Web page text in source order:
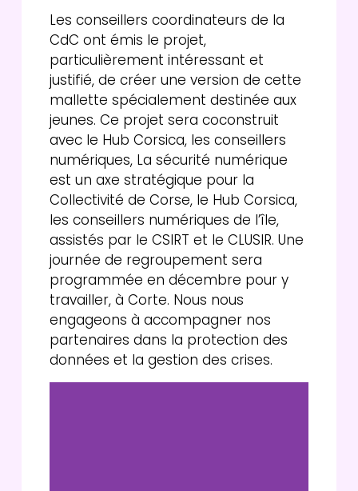
Les conseillers coordinateurs de la
CdC ont émis le projet,
particulièrement intéressant et
justifié, de créer une version de cette
mallette spécialement destinée aux
jeunes. Ce projet sera coconstruit
avec le Hub Corsica, les conseillers
numériques, La sécurité numérique
est un axe stratégique pour la
Collectivité de Corse, le Hub Corsica,
les conseillers numériques de l’île,
assistés par le CSIRT et le CLUSIR. Une
journée de regroupement sera
programmée en décembre pour y
travailler, à Corte. Nous nous
engageons à accompagner nos
partenaires dans la protection des
données et la gestion des crises.